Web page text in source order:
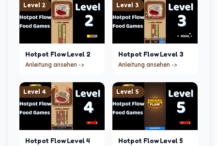
Level 2
Hotpot Flow Level 2
Anleitung ansehen ->
Level 3
Hotpot Flow Level 3
Anleitung ansehen ->
Level 4
Hotpot Flow Level4
Level 5
Hotpot Flow Level5